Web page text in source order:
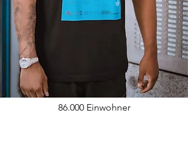
86.000 Einwohner